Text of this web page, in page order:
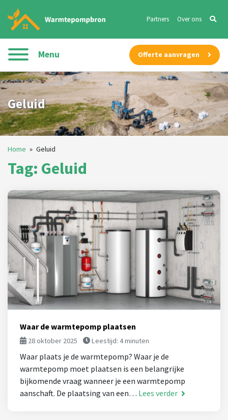
Partners Over ons
Menu Offerte aanvragen
Geluid
Home » Geluid
Tag: Geluid
Waar de warmtepomp plaatsen
28 oktober 2025 Leestijd: 4minuten
Waar plaats je de warmtepomp? Waar je de
warmtepomp moet plaatsen is een belangrijke
bijkomende vraag wanneer je een warmtepomp
aanschaft. De plaatsing van een… Lees verder